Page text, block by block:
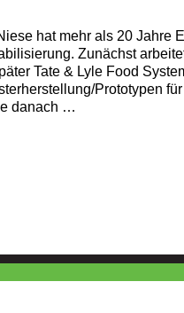
hat mehr als 20 Jahre
Zunächst
Tate & Lyle Food
Prototypen für
danach …